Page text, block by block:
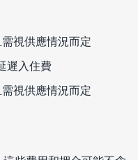
視供應情況而定
遲入住費
視供應情況而定